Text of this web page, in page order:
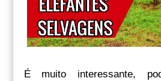
É muito interessante,